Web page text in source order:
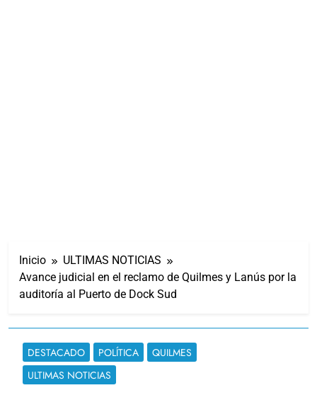
Inicio
ULTIMAS NOTICIAS
Avance judicial en el reclamo de Quilmes y Lanús por la
auditoría al Puerto de Dock Sud
DESTACADO POLÍTICA
QUILMES
ULTIMAS NOTICIAS